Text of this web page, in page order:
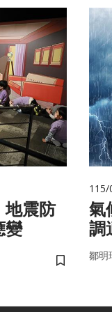
震防
變
儲存書籤
115/
氣
調
鄒明